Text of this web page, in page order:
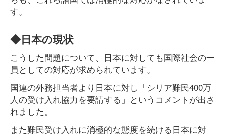
す。
◆日本の現状
こうした問題について、日本に対しても国際社会の一
員としての対応が求められています。
国連の外務担当者より日本に対し「シリア難民400万
人の受け入れ協力を要請する」というコメントが出さ
れました。
また難民受け入れに消極的な態度を続ける日本に対